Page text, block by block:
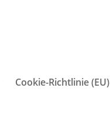
Cookie-Richtlinie (EU)